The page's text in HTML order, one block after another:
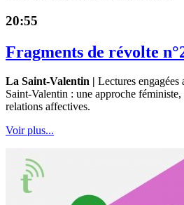
20:55
Fragments de révolte
La Saint-Valentin | Lectures engagées
Saint-Valentin : une approche
relations affectives.
Voir plus...